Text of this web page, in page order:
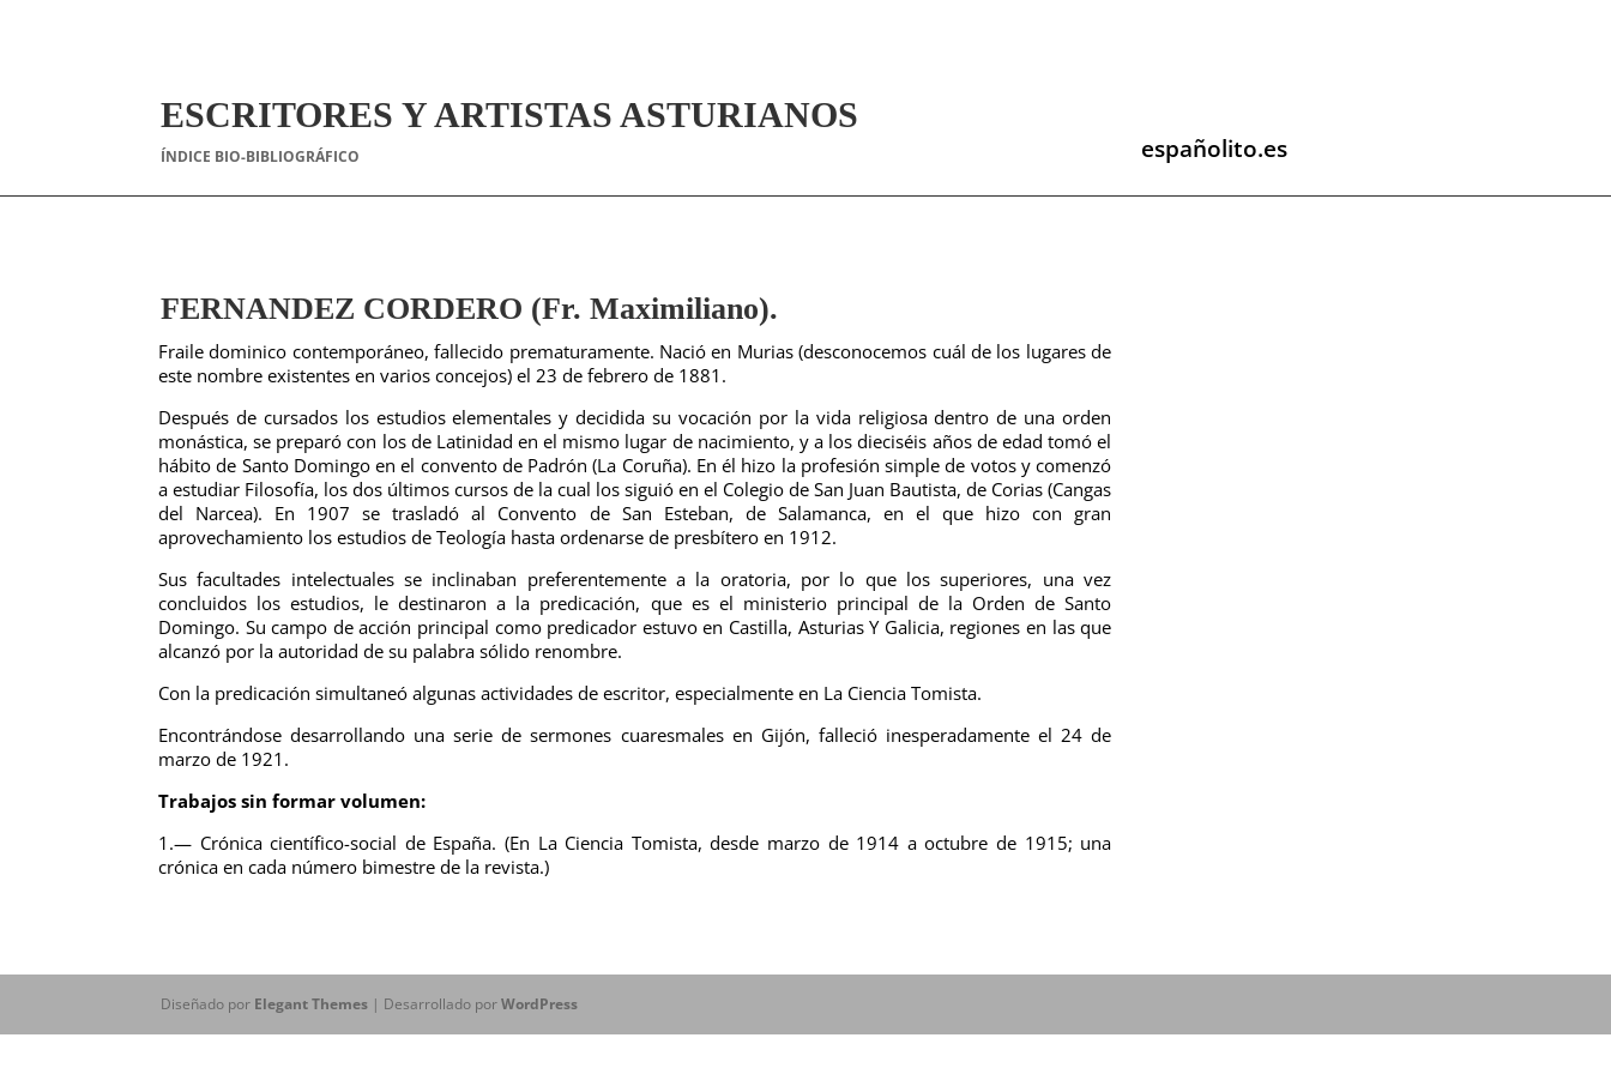
ESCRITORES Y ARTISTAS ASTURIANOS
ÍNDICE BIO-BIBLIOGRÁFICO españolito.es
FERNANDEZ CORDERO (Fr. Maximiliano).
Fraile dominico contemporáneo, fallecido prematuramente. Nació en Murias (desconocemos cuál de los lugares de
este nombre existentes en varios concejos) el 23 de febrero de 1881.
Después de cursados los estudios elementales y decidida su vocación por la vida religiosa dentro de una orden
monástica, se preparó con los de Latinidad en el mismo lugar de nacimiento, y a los dieciséis años de edad tomó el
hábito de Santo Domingo en el convento de Padrón (La Coruña). En él hizo la profesión simple de votos y comenzó
a estudiar Filosofía, los dos últimos cursos de la cual los siguió en el Colegio de San Juan Bautista, de Corias (Cangas
del Narcea). En 1907 se trasladó al Convento de San Esteban, de Salamanca, en el que hizo con gran
aprovechamiento los estudios de Teología hasta ordenarse de presbítero en 1912.
Sus facultades intelectuales se inclinaban preferentemente a la oratoria, por lo que los superiores, una vez
concluidos los estudios, le destinaron a la predicación, que es el ministerio principal de la Orden de Santo
Domingo. Su campo de acción principal como predicador estuvo en Castilla, Asturias Y Galicia, regiones en las que
alcanzó por la autoridad de su palabra sólido renombre.
Con la predicación simultaneó algunas actividades de escritor, especialmente en La Ciencia Tomista.
Encontrándose desarrollando una serie de sermones cuaresmales en Gijón, falleció inesperadamente el 24 de
marzo de 1921.
Trabajos sin formar volumen:
1.— Crónica científico-social de España. (En La Ciencia Tomista, desde marzo de 1914 a octubre de 1915; una
crónica en cada número bimestre de la revista.)
Diseñado por Elegant Themes | Desarrollado porWordPress